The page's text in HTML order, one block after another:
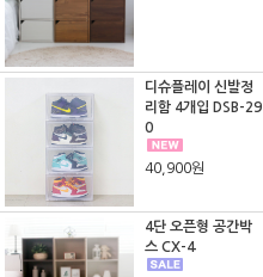
디슈플레이 신발정
리함 4개입 DSB-29
0
40,900원
4단 오픈형 공간박
스 CX-4